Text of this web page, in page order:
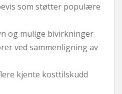
som støtter populære
og mulige bivirkninger
ved sammenligning av
kjente kosttilskudd